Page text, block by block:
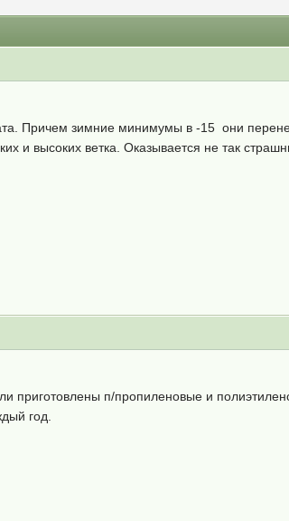
Причем зимние минимумы в -15 они
и высоких ветка. Оказывается не так
приготовлены п/пропиленовые и
год.